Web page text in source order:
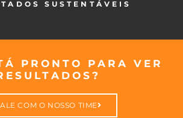
SUSTENTÁVEIS
PRONTO PARA VER
COM O NOSSO TIME